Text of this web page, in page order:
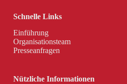
Schnelle Links
Einführung
Organisationsteam
Presseanfragen
Nützliche Informationen